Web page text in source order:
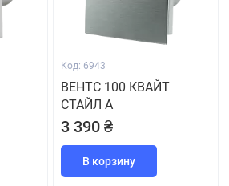
Код: 6943
ВЕНТС 100 КВАЙТ
СТАЙЛ А
3 390 ₴
В корзину